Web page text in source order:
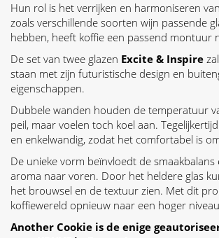
Hun rol is het verrijken en harmoniseren
zoals verschillende soorten wijn passende
hebben, heeft koffie een passend montuur
De set van twee glazen Excite & Inspire
staan met zijn futuristische design en
eigenschappen.
Dubbele wanden houden de temperatuur
peil, maar voelen toch koel aan.
en enkelwandig, zodat het comfortabel is
De unieke vorm beïnvloedt de
aroma naar voren. Door het heldere glas
het brouwsel en de textuur zien. Met dit
koffiewereld opnieuw naar een hoger
Another Cookie is de enige